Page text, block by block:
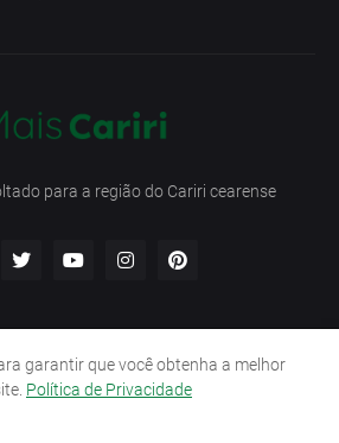
para a região do Cariri cearense
Política de Privacidade
Termos e Condições
garantir que você obtenha a melhor
Política de Privacidade